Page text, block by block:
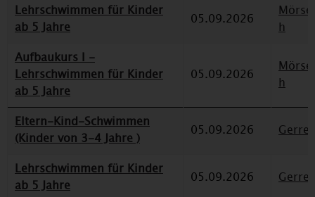
Lehrschwimmen für Kinder
ab 5 Jahre
05.09.2026
h
Aufbaukurs I -
Lehrschwimmen für Kinder
ab 5 Jahre
05.09.2026
h
Eltern-Kind-Schwimmen
(Kinder von 3-4 Jahre )
05.09.2026
Lehrschwimmen für Kinder
ab 5 Jahre
05.09.2026